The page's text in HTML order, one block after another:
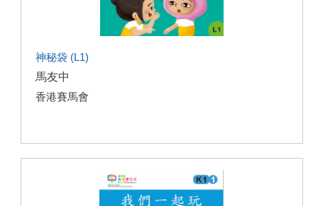
神秘袋 (L1)
馬友中
香港賽馬會